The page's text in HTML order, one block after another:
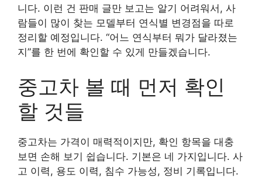
니다. 이런 건 판매 글만 보고는 알기 어려워서, 사
람들이 많이 찾는 모델부터 연식별 변경점을 따로
정리할 예정입니다. “어느 연식부터 뭐가 달라졌는
지”를 한 번에 확인할 수 있게 만들겠습니다.
중고차 볼 때 먼저 확인
할 것들
중고차는 가격이 매력적이지만, 확인 항목을 대충
보면 손해 보기 쉽습니다. 기본은 네 가지입니다. 사
고 이력, 용도 이력, 침수 가능성, 정비 기록입니다.